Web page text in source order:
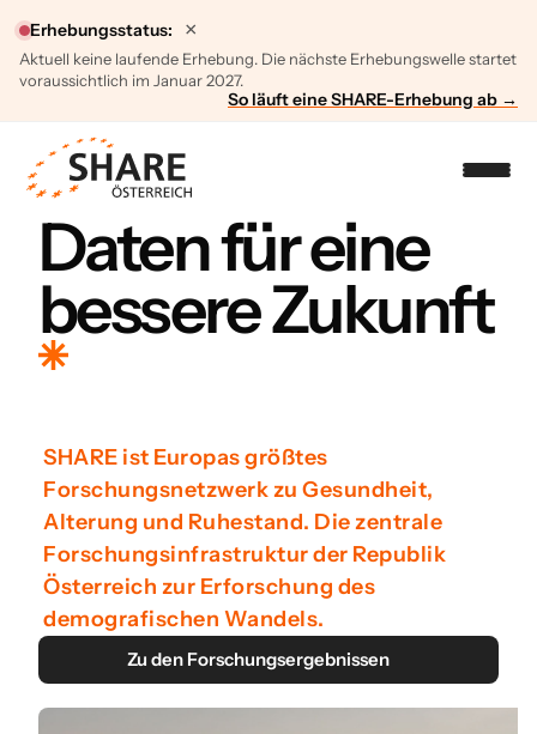
Erhebungsstatus:
Aktuell keine laufende Erhebung. Die nächste Erhebungswelle startet
voraussichtlich im Januar 2027.
So läuft eine SHARE-Erhebung ab →
×
Daten für eine
bessere Zukunft
SHARE ist Europas größtes
Forschungsnetzwerk zu Gesundheit,
Alterung und Ruhestand. Die zentrale
Forschungsinfrastruktur der Republik
Österreich zur Erforschung des
demografischen Wandels.
Zu den Forschungsergebnissen